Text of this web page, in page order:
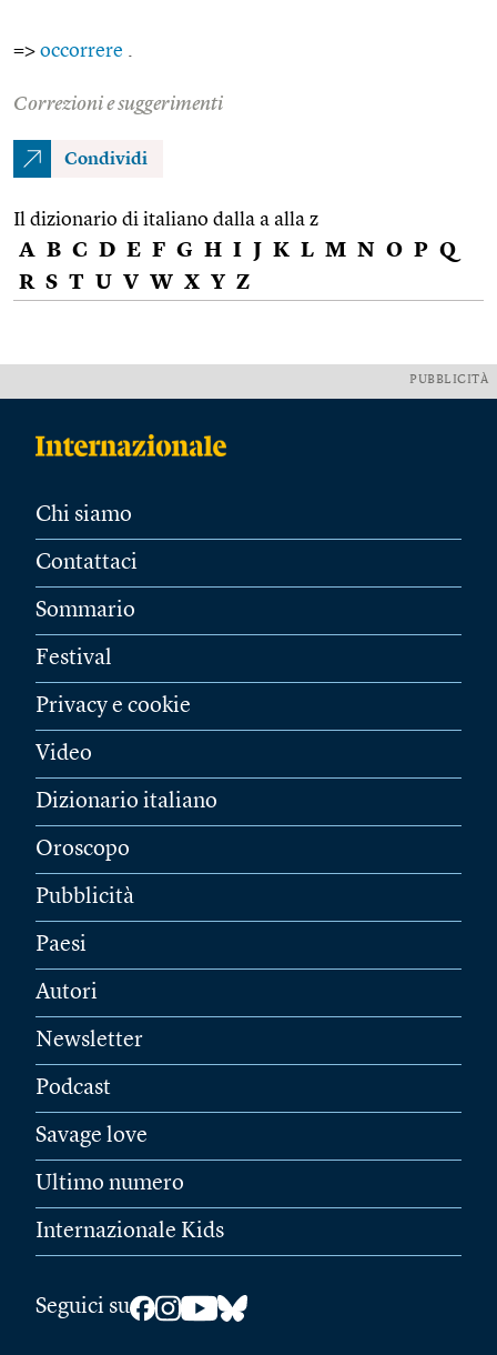
=> occorrere
Correzioni e suggerimenti
Condividi
Il dizionario di italiano dalla a alla z
A B C D E F G H I J K L M N O P Q
R S T U V W X Y Z
PUBBLICITÀ
Chi siamo
Contattaci
Sommario
Festival
Privacy e cookie
Video
Dizionario italiano
Oroscopo
Pubblicità
Paesi
Autori
Newsletter
Podcast
Savage love
Ultimo numero
Internazionale Kids
Seguici su